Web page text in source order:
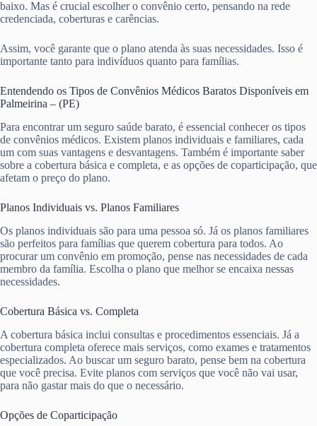
baixo. Mas é crucial escolher o convênio certo, pensando na rede
credenciada, coberturas e carências.
Assim, você garante que o plano atenda às suas necessidades. Isso é
importante tanto para indivíduos quanto para famílias.
Entendendo os Tipos de Convênios Médicos Baratos Disponíveis em
Palmeirina – (PE)
Para encontrar um seguro saúde barato, é essencial conhecer os tipos
de convênios médicos. Existem planos individuais e familiares, cada
um com suas vantagens e desvantagens. Também é importante saber
sobre a cobertura básica e completa, e as opções de coparticipação, que
afetam o preço do plano.
Planos Individuais vs. Planos Familiares
Os planos individuais são para uma pessoa só. Já os planos familiares
são perfeitos para famílias que querem cobertura para todos. Ao
procurar um convênio em promoção, pense nas necessidades de cada
membro da família. Escolha o plano que melhor se encaixa nessas
necessidades.
Cobertura Básica vs. Completa
A cobertura básica inclui consultas e procedimentos essenciais. Já a
cobertura completa oferece mais serviços, como exames e tratamentos
especializados. Ao buscar um seguro barato, pense bem na cobertura
que você precisa. Evite planos com serviços que você não vai usar,
para não gastar mais do que o necessário.
Opções de Coparticipação